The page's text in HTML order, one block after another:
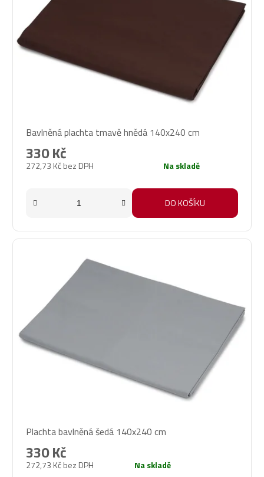
Bavlněná plachta tmavě hnědá 140x240 cm
272,73 Kč bez DPH
330 Kč
Na skladě
DO KOŠÍKU
Plachta bavlněná šedá 140x240 cm
272,73 Kč bez DPH
330 Kč
Na skladě